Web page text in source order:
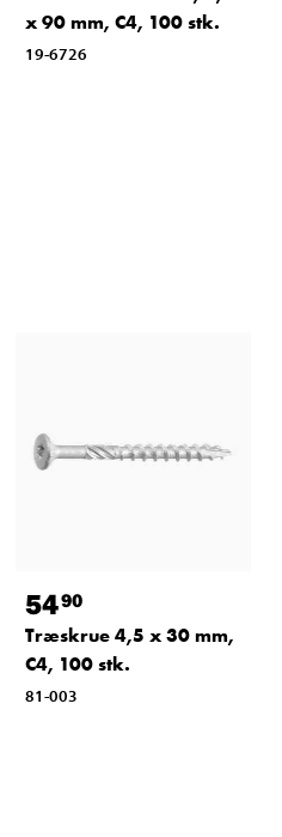
x 90 mm, C4, 100 stk.
19-6726
5490
Træskrue 4,5 x 30 mm,
C4, 100 stk.
81-003